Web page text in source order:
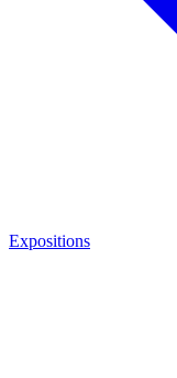
Expositions